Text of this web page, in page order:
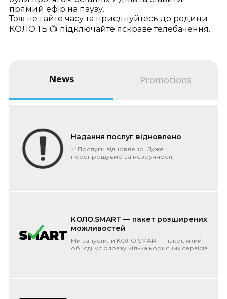
прямий ефір на паузу.
Тож не гайте часу та приєднуйтесь до родини
КОЛО.ТБ 📺 підключайте яскраве телебачення.
News Promotions
Надання послуг відновлено
✅ Послуги відновлено. Дуже
перепрошуємо за незручності.
КОЛО.SMART — пакет розширених
можливостей
Ми запустили КОЛО.SMART - пакет, який
об`єднує одразу кілька корисних сервісів